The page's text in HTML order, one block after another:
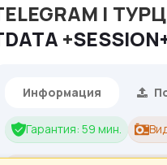
|
+
Информация
Гарантия: 59 мин.